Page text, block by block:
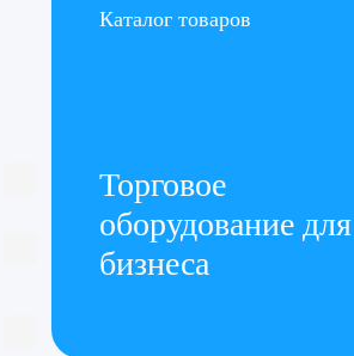
Каталог товаров
Торговое
оборудование для
бизнеса